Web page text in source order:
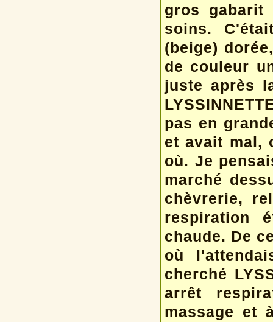
gros gabarit
soins.
(beige)
de couleur
juste après
pas en
et avait mal,
où. Je
marché
chèvrerie,
respiration
chaude. De
où
cherché
arrêt
massage et